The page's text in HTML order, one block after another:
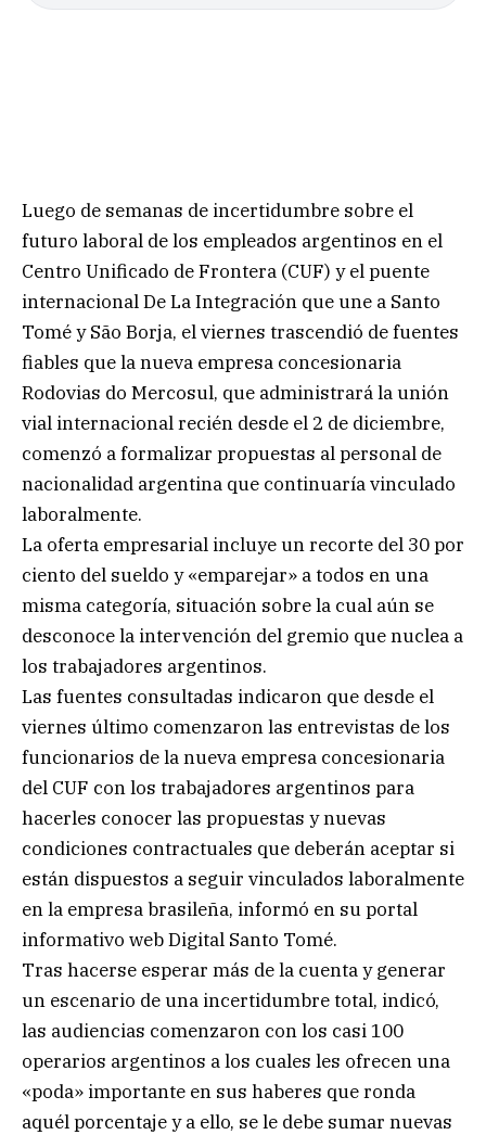
Luego de semanas de incertidumbre sobre el
futuro laboral de los empleados argentinos en el
Centro Unificado de Frontera (CUF) y el puente
internacional De La Integración que une a Santo
Tomé y São Borja, el viernes trascendió de fuentes
fiables que la nueva empresa concesionaria
Rodovias do Mercosul, que administrará la unión
vial internacional recién desde el 2 de diciembre,
comenzó a formalizar propuestas al personal de
nacionalidad argentina que continuaría vinculado
laboralmente.
La oferta empresarial incluye un recorte del 30 por
ciento del sueldo y «emparejar» a todos en una
misma categoría, situación sobre la cual aún se
desconoce la intervención del gremio que nuclea a
los trabajadores argentinos.
Las fuentes consultadas indicaron que desde el
viernes último comenzaron las entrevistas de los
funcionarios de la nueva empresa concesionaria
del CUF con los trabajadores argentinos para
hacerles conocer las propuestas y nuevas
condiciones contractuales que deberán aceptar si
están dispuestos a seguir vinculados laboralmente
en la empresa brasileña, informó en su portal
informativo web Digital Santo Tomé.
Tras hacerse esperar más de la cuenta y generar
un escenario de una incertidumbre total, indicó,
las audiencias comenzaron con los casi 100
operarios argentinos a los cuales les ofrecen una
«poda» importante en sus haberes que ronda
aquél porcentaje y a ello, se le debe sumar nuevas